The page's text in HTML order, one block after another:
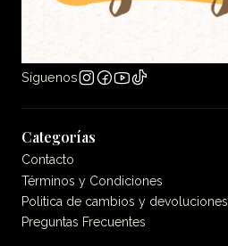
Síguenos
Categorías
Contacto
Términos y Condiciones
Politica de cambios y devoluciones
Preguntas Frecuentes